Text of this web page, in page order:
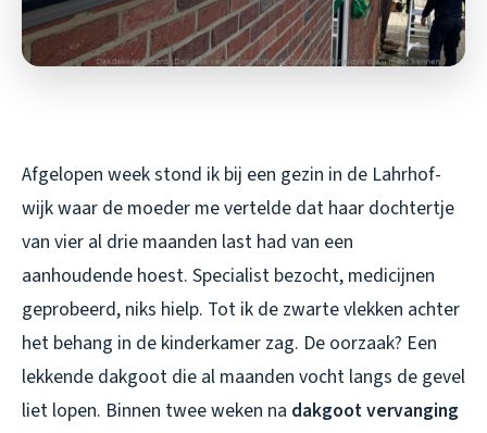
Afgelopen week stond ik bij een gezin in de Lahrhof-
wijk waar de moeder me vertelde dat haar dochtertje
van vier al drie maanden last had van een
aanhoudende hoest. Specialist bezocht, medicijnen
geprobeerd, niks hielp. Tot ik de zwarte vlekken achter
het behang in de kinderkamer zag. De oorzaak? Een
lekkende dakgoot die al maanden vocht langs de gevel
liet lopen. Binnen twee weken na dakgoot vervanging